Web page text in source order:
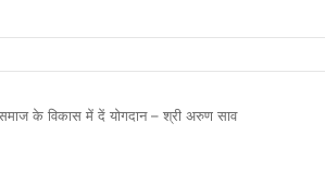
के विकास में दें योगदान – श्री अरुण साव